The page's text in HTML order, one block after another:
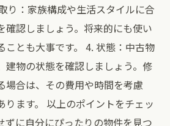
り：家族構成や生活スタイルに合
確認しましょう。将来的にも使い
ことも大事です。 4. 状態：中古物
建物の状態を確認しましょう。修
場合は、その費用や時間を考慮
ります。 以上のポイントをチェッ
ずに自分にぴったりの物件を見つ